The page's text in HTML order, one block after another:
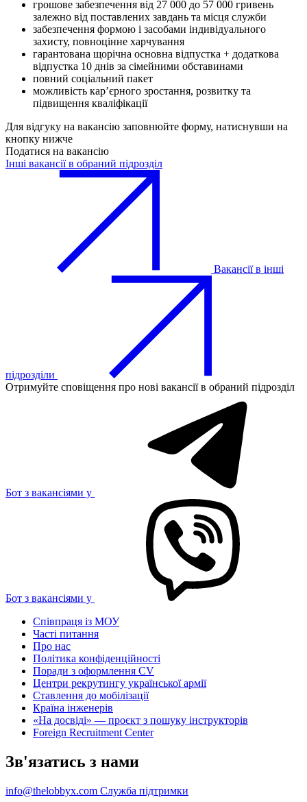
грошове забезпечення від 27 000 до 57 000 гривень
залежно від поставлених завдань та місця служби
забезпечення формою і засобами індивідуального
захисту, повноцінне харчування
гарантована щорічна основна відпустка + додаткова
відпустка 10 днів за сімейними обставинами
повний соціальний пакет
можливість кар’єрного зростання, розвитку та
підвищення кваліфікації
Для відгуку на вакансію заповнюйте форму, натиснувши на
кнопку нижче
Податися на вакансію
Інші вакансії в обраний підрозділ
Вакансії в інші
підрозділи
Отримуйте сповіщення про нові вакансії в обраний підрозділ
Бот з вакансіями у
Бот з вакансіями у
Співпраця із МОУ
Часті питання
Про нас
Політика конфіденційності
Поради з оформлення CV
Центри рекрутингу української армії
Ставлення до мобілізації
Країна інженерів
«На досвіді» — проєкт з пошуку інструкторів
Foreign Recruitment Center
Зв'язатись з нами
info@thelobbyx.com Служба підтримки